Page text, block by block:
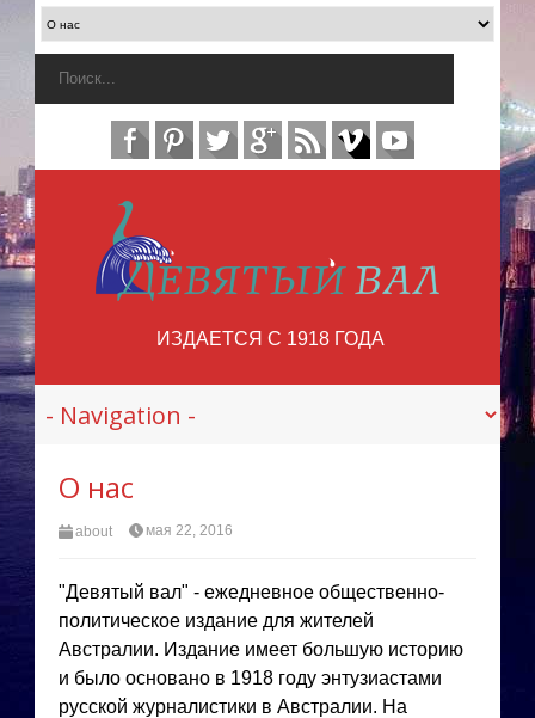
ИЗДАЕТСЯ С 1918 ГОДА
О нас
about мая 22, 2016
"Девятый вал" - ежедневное общественно-
политическое издание для жителей
Австралии. Издание имеет большую историю
и было основано в 1918 году энтузиастами
русской журналистики в Австралии. На